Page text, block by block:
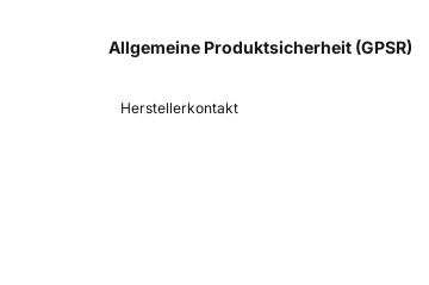
Allgemeine Produktsicherheit (GPSR)
Herstellerkontakt